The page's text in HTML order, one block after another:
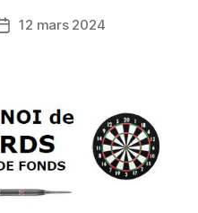
Date12 mars 2024